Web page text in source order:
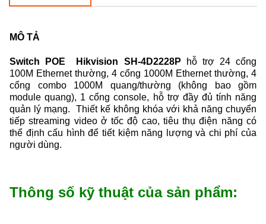
MÔ TẢ
Switch POE Hikvision SH-4D2228P hỗ trợ 24 cổng
100M Ethernet thường, 4 cổng 1000M Ethernet thường, 4
cổng combo 1000M quang/thường (không bao gồm
module quang), 1 cổng console, hỗ trợ đầy đủ tính năng
quản lý mạng. Thiết kế không khóa với khả năng chuyển
tiếp streaming video ở tốc độ cao, tiêu thụ điện năng có
thể định cấu hình để tiết kiệm năng lượng và chi phí của
người dùng.
Thông số kỹ thuật của sản phẩm: